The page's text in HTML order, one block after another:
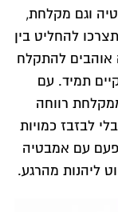
וגם מקלחת,
להחליט בין
אוהבים להתקלח
תמיד. עם
רווחה
לבזבז כמויות
פעם עם אמבטיה
ליהנות מהרגע.